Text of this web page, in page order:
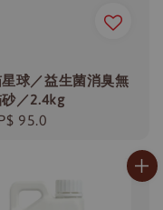
球／益生菌消臭無
／2.4kg
95.0